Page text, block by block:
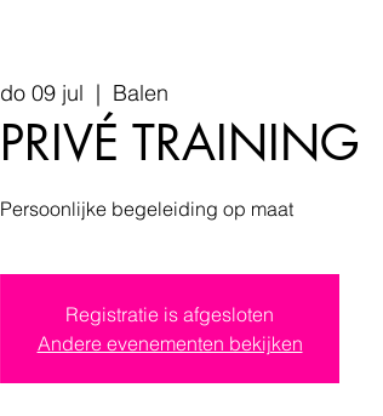
do 09 jul
  |
Balen
PRIVÉ TRAINING
Persoonlijke begeleiding op maat
Registratie is afgesloten
Andere evenementen bekijken